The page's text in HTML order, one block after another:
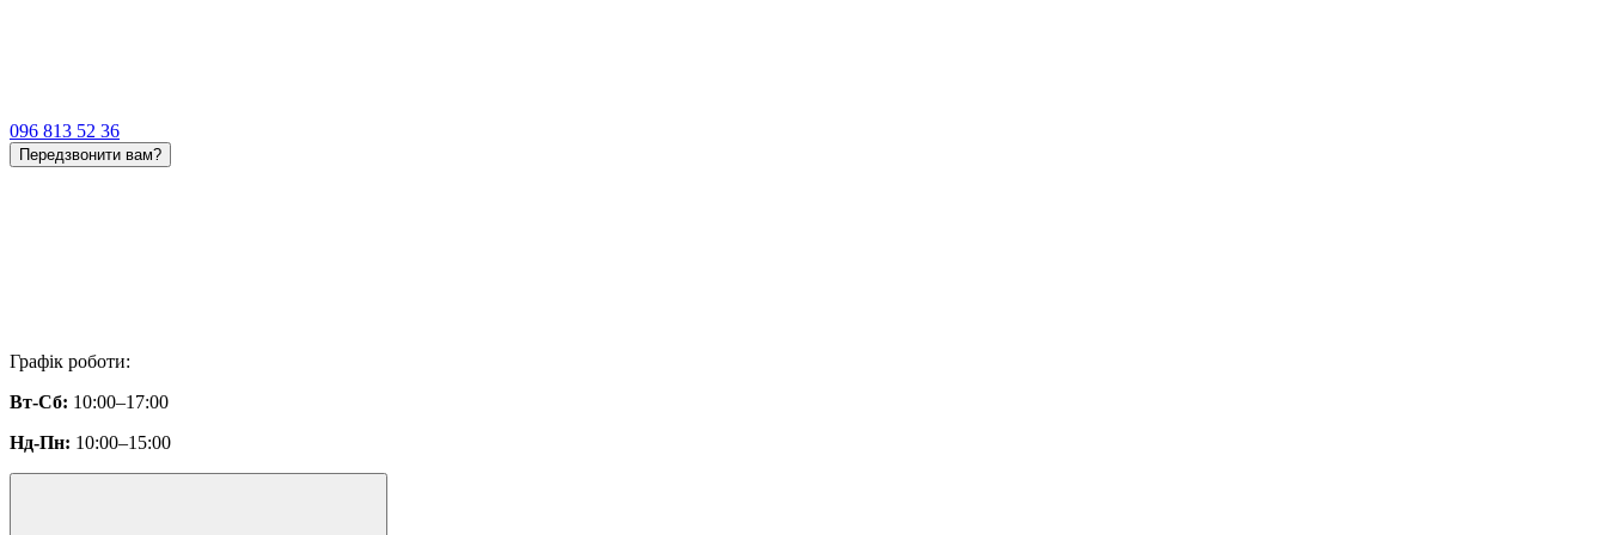
096 813 52 36
Передзвонити вам?
Графік роботи:
Вт-Сб: 10:00–17:00
Нд-Пн: 10:00–15:00